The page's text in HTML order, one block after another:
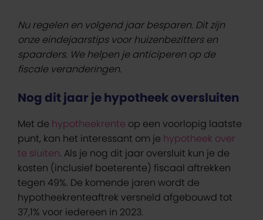
Nu regelen en volgend jaar besparen. Dit zijn
onze eindejaarstips voor huizenbezitters en
spaarders. We helpen je anticiperen op de
fiscale veranderingen.
Nog dit jaar je hypotheek oversluiten
Met de hypotheekrente op een voorlopig laatste
punt, kan het interessant om je hypotheek over
te sluiten. Als je nog dit jaar oversluit kun je de
kosten (inclusief boeterente) fiscaal aftrekken
tegen 49%. De komende jaren wordt de
hypotheekrenteaftrek versneld afgebouwd tot
37,1% voor iedereen in 2023.